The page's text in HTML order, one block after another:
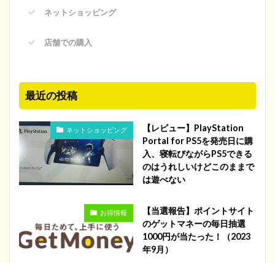
ネットショッピング
店舗での購入
最近の投稿
ネットショッピング
【レビュー】PlayStation
Portal for PS5を発売日に購
入、寝転びながらPS5できる
のはうれしいけどこのままで
は遊べない
お得情報
【当選報告】ポイントサイト
のゲットマネーの毎日抽選
1000円が当たった！（2023
年9月）